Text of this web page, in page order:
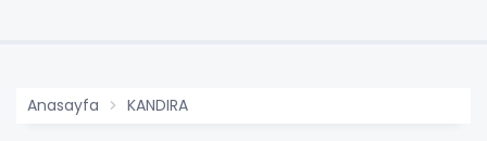
Anasayfa KANDIRA